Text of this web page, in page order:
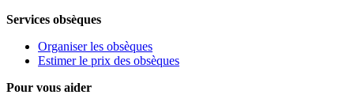
Services obsèques
Organiser les obsèques
Estimer le prix des obsèques
Pour vous aider